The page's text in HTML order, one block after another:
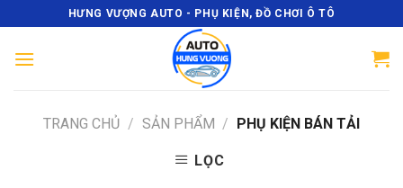
content
HƯNG VƯỢNG AUTO - PHỤ KIỆN, ĐỒ CHƠI Ô TÔ
TRANG CHỦ / SẢN PHẨM / PHỤ KIỆN BÁN TẢI
LỌC